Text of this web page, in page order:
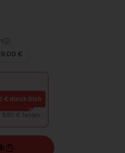
9,00 €
€ durch Dich
8,80 € fehlen